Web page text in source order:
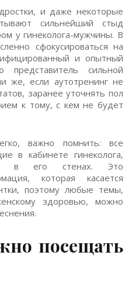
и даже некоторые
сильнейший стыд
у гинеколога-мужчины. В
сфокусироваться на
и опытный
сильной
же, если аутотренинг не
заранее уточнять пол
к тому, с кем не будет
важно помнить: все
в кабинете гинеколога,
в его стенах. Это
которая касается
поэтому любые темы,
здоровью, можно
посещать